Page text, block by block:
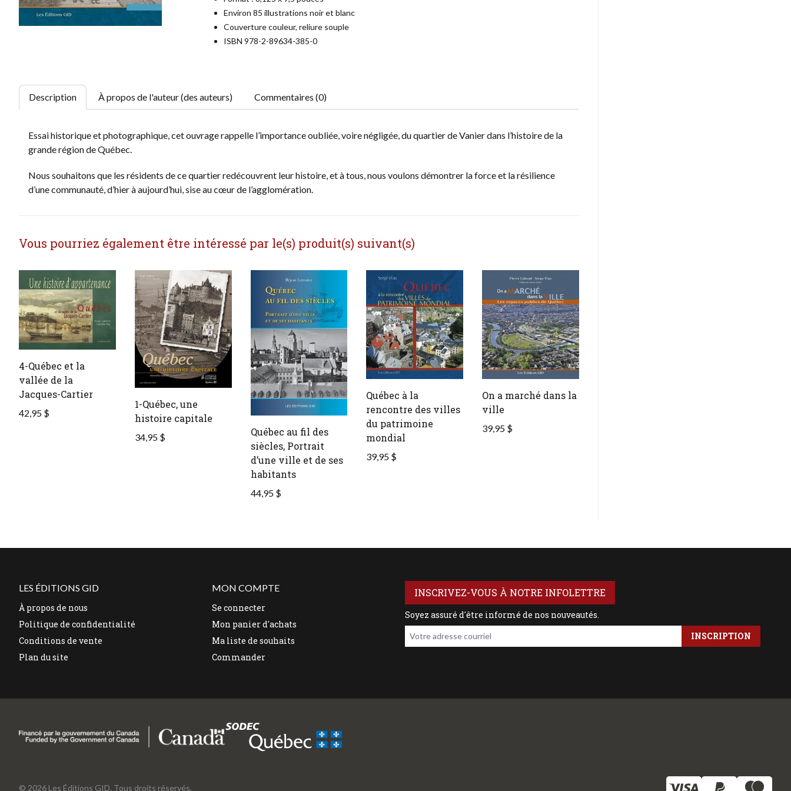
Environ 85 illustrations noir et blanc
Couverture couleur, reliure souple
ISBN 978-2-89634-385-0
Description À propos de l'auteur (des auteurs) Commentaires (0)
Essai historique et photographique, cet ouvrage rappelle l’importance oubliée, voire négligée, du quartier de Vanier dans l’histoire de la
grande région de Québec.
Nous souhaitons que les résidents de ce quartier redécouvrent leur histoire, et à tous, nous voulons démontrer la force et la résilience
d’une communauté, d’hier à aujourd’hui, sise au cœur de l’agglomération.
Vous pourriez également être intéressé par le(s) produit(s) suivant(s)
4-Québec et la
vallée de la
Jacques-Cartier
42,95 $
1-Québec, une
histoire capitale
34,95 $
Québec au fil des
siècles, Portrait
d’une ville et de ses
habitants
44,95 $
Québec à la
rencontre des villes
du patrimoine
mondial
39,95 $
On a marché dans la
ville
39,95 $
LES ÉDITIONS GID
À propos de nous
Politique de confidentialité
Conditions de vente
Plan du site
MON COMPTE
Se connecter
Mon panier d'achats
Ma liste de souhaits
Commander
INSCRIVEZ-VOUS À NOTRE INFOLETTRE
Soyez assuré d'être informé de nos nouveautés.
Votre adresse courriel
© 2026 Les Éditions GID. Tous droits réservés.